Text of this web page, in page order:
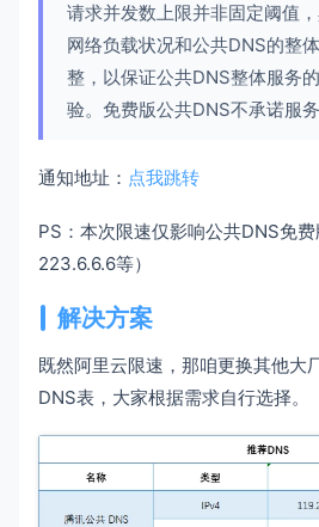
请求并发数上限并非固定阈值
网络负载状况和公共DNS的整
整，以保证公共DNS整体服务
验。免费版公共DNS不承诺服务
通知地址： 点我跳转
PS：本次限速仅影响公共DNS免费
223.6.6.6等）
解决方案
既然阿里云限速，那咱更换其他大
DNS表，大家根据需求自行选择。